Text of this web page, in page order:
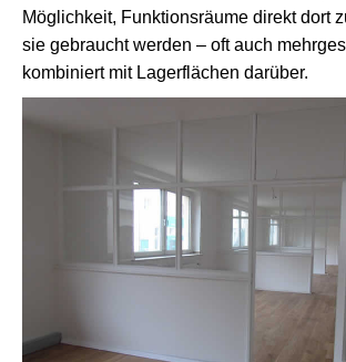
Möglichkeit, Funktionsräume direkt dort
sie gebraucht werden – oft auch
kombiniert mit Lagerflächen darüber.